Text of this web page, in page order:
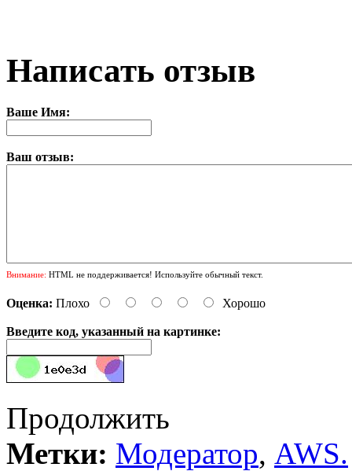
Написать отзыв
Ваше Имя:
Ваш отзыв:
Внимание: HTML не поддерживается! Используйте обычный текст.
Оценка: Плохо Хорошо
Введите код, указанный на картинке:
Продолжить
Метки: Модератор, AWS.